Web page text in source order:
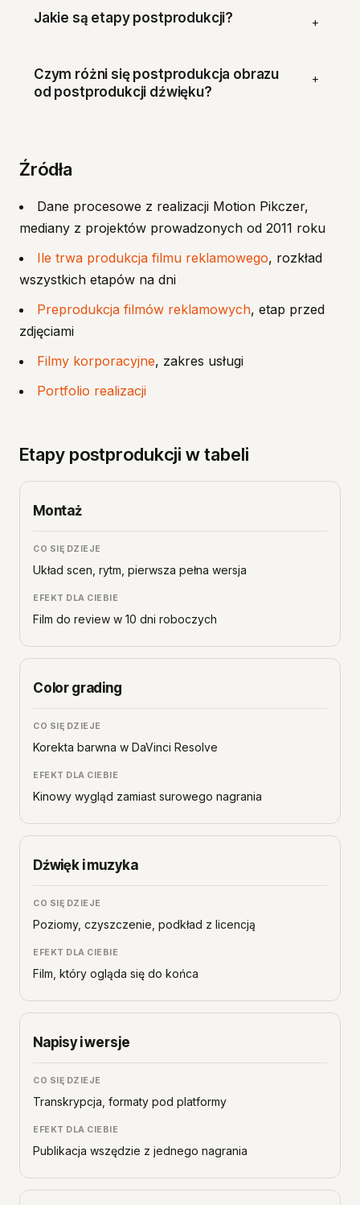
Jakie są etapy postprodukcji? +
Czym różni się postprodukcja obrazu
od postprodukcji dźwięku?
+
Źródła
Dane procesowe z realizacji Motion Pikczer,
mediany z projektów prowadzonych od 2011 roku
Ile trwa produkcja filmu reklamowego, rozkład
wszystkich etapów na dni
Preprodukcja filmów reklamowych, etap przed
zdjęciami
Filmy korporacyjne, zakres usługi
Portfolio realizacji
Etapy postprodukcji w tabeli
Montaż
Układ scen, rytm, pierwsza pełna wersja
Film do review w 10 dni roboczych
Color grading
Korekta barwna w DaVinci Resolve
Kinowy wygląd zamiast surowego nagrania
Dźwięk i muzyka
Poziomy, czyszczenie, podkład z licencją
Film, który ogląda się do końca
Napisy i wersje
Transkrypcja, formaty pod platformy
Publikacja wszędzie z jednego nagrania